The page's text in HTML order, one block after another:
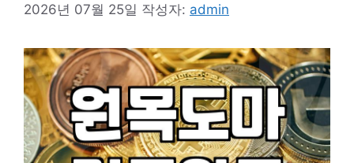
2026년 07월 25일 작성자: admin